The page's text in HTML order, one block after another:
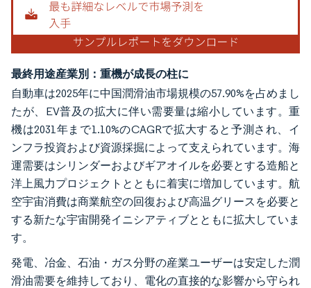
最終用途産業別：重機が成長の柱に
自動車は2025年に中国潤滑油市場規模の57.90%を占めまし
たが、EV普及の拡大に伴い需要量は縮小しています。重
機は2031年まで1.10%のCAGRで拡大すると予測され、イ
ンフラ投資および資源採掘によって支えられています。海
運需要はシリンダーおよびギアオイルを必要とする造船と
洋上風力プロジェクトとともに着実に増加しています。航
空宇宙消費は商業航空の回復および高温グリースを必要と
する新たな宇宙開発イニシアティブとともに拡大していま
す。
発電、冶金、石油・ガス分野の産業ユーザーは安定した潤
滑油需要を維持しており、電化の直接的な影響から守られ